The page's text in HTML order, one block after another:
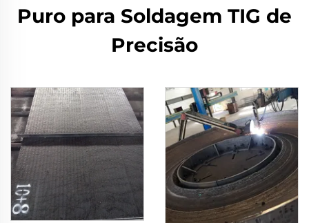
Puro para Soldagem TIG de
Precisão